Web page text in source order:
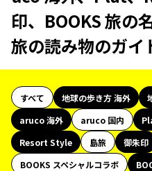
印、BOOKS 旅の
旅の読み物のガイ
すべて 地球の歩き方 海外
aruco 海外
aruco 国内
Resort Style
島旅 御朱印
BOOKS スペシャルコラボ